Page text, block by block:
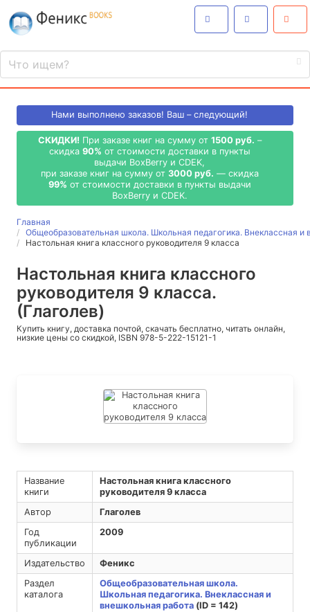
Нами выполнено заказов! Ваш – следующий!
СКИДКИ! При заказе книг на сумму от 1500 руб. –
скидка 90% от стоимости доставки в пункты
выдачи BoxBerry и CDEK,
при заказе книг на сумму от 3000 руб. — скидка
99% от стоимости доставки в пункты выдачи
BoxBerry и CDEK.
Главная
Общеобразовательная школа. Школьная педагогика. Внеклассная и
Настольная книга классного руководителя 9 класса
Настольная книга классного
руководителя 9 класса.
(Глаголев)
Купить книгу, доставка почтой, скачать бесплатно, читать онлайн,
низкие цены со скидкой, ISBN 978-5-222-15121-1
Название
книги
Настольная книга классного
руководителя 9 класса
Автор
Глаголев
Год
публикации
2009
Издательство
Феникс
Раздел
каталога
Общеобразовательная школа.
Школьная педагогика. Внеклассная и
внешкольная работа(ID = 142)